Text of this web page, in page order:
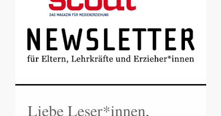
Liebe Leser*innen,